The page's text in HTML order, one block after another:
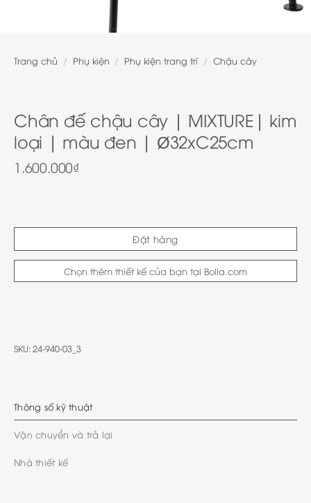
Trang chủ / Phụ kiện / Phụ kiện trang trí / Chậu cây
Chân đế chậu cây | MIXTURE| kim
loại | màu đen | Ø32xC25cm
1.600.000₫
Đặt hàng
Chọn thêm thiết kế của bạn tại Bolia.com
SKU:24-940-03_3
Thông số kỹ thuật
Vận chuyển và trả lại
Nhà thiết kế